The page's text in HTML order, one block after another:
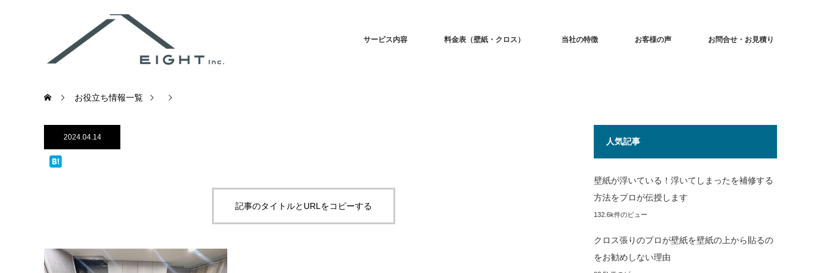
サービス内容 料金表（壁紙・クロス） 当社の特徴 お客様の声 お問合せ・お見積り
お役立ち情報一覧
2024.04.14
記事のタイトルとURLをコピーする
人気記事
壁紙が浮いている！浮いてしまったを補修する
方法をプロが伝授します
132.6k件のビュー
クロス張りのプロが壁紙を壁紙の上から貼るの
をお勧めしない理由